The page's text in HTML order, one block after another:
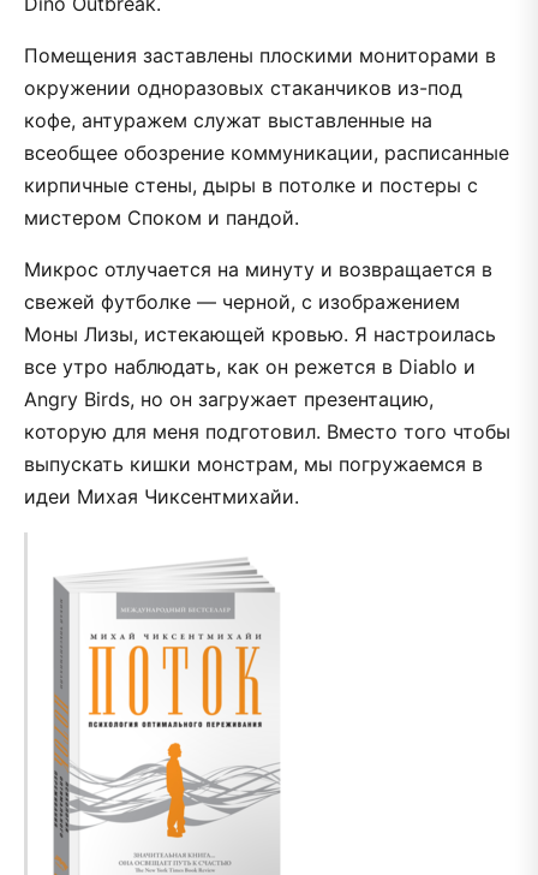
Помещения заставлены плоскими мониторами в
окружении одноразовых стаканчиков из-под
кофе, антуражем служат выставленные на
всеобщее обозрение коммуникации, расписанные
кирпичные стены, дыры в потолке и постеры с
мистером Споком и пандой.
Микрос отлучается на минуту и возвращается в
свежей футболке — черной, с изображением
Моны Лизы, истекающей кровью. Я настроилась
все утро наблюдать, как он режется в Diablo и
Angry Birds, но он загружает презентацию,
которую для меня подготовил. Вместо того чтобы
выпускать кишки монстрам, мы погружаемся в
идеи Михая Чиксентмихайи.